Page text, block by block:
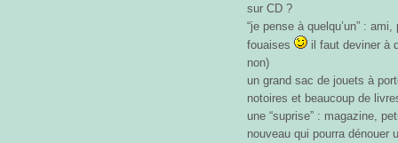
sur CD ?
“je pense à quelqu’un” :
fouaises
il faut deviner à
non)
un grand sac de jouets à
notoires et beaucoup de
une “suprise” : magazine,
nouveau qui pourra dénouer